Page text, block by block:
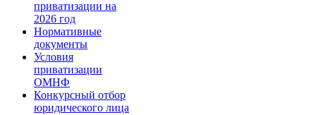
приватизации на
2026 год
Нормативные
документы
Условия
приватизации
ОМНФ
Конкурсный отбор
юридического лица